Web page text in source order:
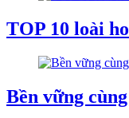
TOP 10 loài
Bền vững